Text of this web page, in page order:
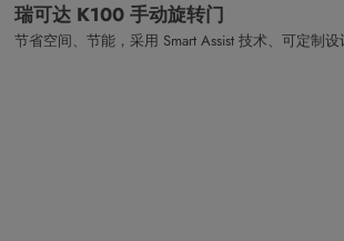
瑞可达 K100 手动旋转门
节省空间、节能，采用 Smart Assist 技术、可定制设